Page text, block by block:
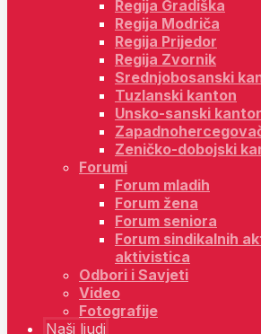
Regija Gradiška
Regija Modriča
Regija Prijedor
Regija Zvornik
Srednjobosanski
Tuzlanski kanton
Unsko-sanski
Zeničko-dobojski
Forumi
Forum mladih
Forum žena
Forum seniora
Forum sindikalnih
aktivistica
Odbori i Savjeti
Video
Fotografije
Naši ljudi